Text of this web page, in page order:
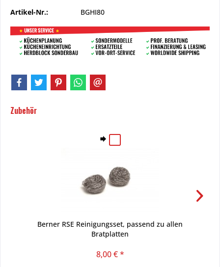
Artikel-Nr.: BGHI80
Zubehör
Berner RSE Reinigungsset, passend zu allen
Bratplatten
8,00 € *